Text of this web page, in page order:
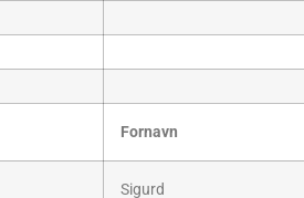
Fornavn
Sigurd